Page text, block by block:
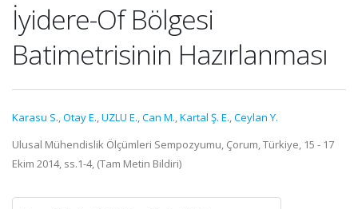
İyidere-Of Bölgesi
Batimetrisinin Hazırlanması
Karasu S.,Otay E.,UZLU E.,Can M.,Kartal Ş. E.,Ceylan Y.
Ulusal Mühendislik Ölçümleri Sempozyumu, Çorum, Türkiye, 15 - 17
Ekim 2014, ss.1-4, (Tam Metin Bildiri)